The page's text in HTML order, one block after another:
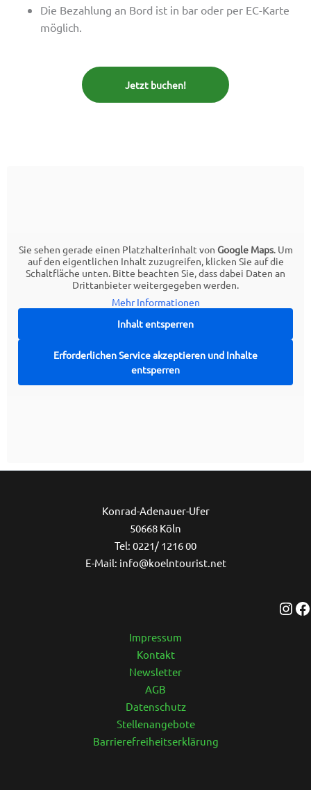
Die Bezahlung an Bord ist in bar oder per EC-Karte
möglich.
Jetzt buchen!
Sie sehen gerade einen Platzhalterinhalt von Google Maps. Um
auf den eigentlichen Inhalt zuzugreifen, klicken Sie auf die
Schaltfläche unten. Bitte beachten Sie, dass dabei Daten an
Drittanbieter weitergegeben werden.
Mehr Informationen
Inhalt entsperren
Erforderlichen Service akzeptieren und Inhalte
entsperren
Konrad-Adenauer-Ufer
50668 Köln
Tel: 0221/ 1216 00
E-Mail: info@koelntourist.net
Impressum
Kontakt
Newsletter
AGB
Datenschutz
Stellenangebote
Barrierefreiheitserklärung